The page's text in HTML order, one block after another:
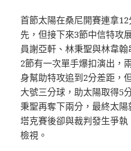
首節太陽在桑尼開賽連拿
先，但接下來3節中信特攻
員謝亞軒、林秉聖與林韋
2節有一次單手爆扣演出，
身幫助特攻追到2分差距，
大號三分球，助太陽取得5
秉聖再奪下兩分，最終太
塔克賽後卻與裁判發生爭
檢視。